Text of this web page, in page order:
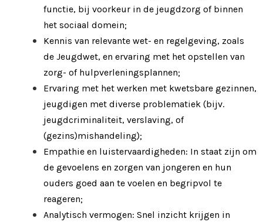
functie, bij voorkeur in de jeugdzorg of binnen
het sociaal domein;
Kennis van relevante wet- en regelgeving, zoals
de Jeugdwet, en ervaring met het opstellen van
zorg- of hulpverleningsplannen;
Ervaring met het werken met kwetsbare gezinnen,
jeugdigen met diverse problematiek (bijv.
jeugdcriminaliteit, verslaving, of
(gezins)mishandeling);
Empathie en luistervaardigheden: In staat zijn om
de gevoelens en zorgen van jongeren en hun
ouders goed aan te voelen en begripvol te
reageren;
Analytisch vermogen: Snel inzicht krijgen in